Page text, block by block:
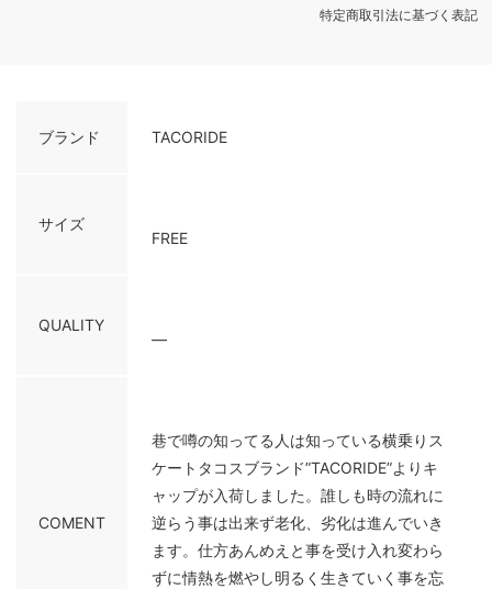
特定商取引法に基づく表記
ブランド TACORIDE
サイズ
FREE
QUALITY
—
COMENT
巷で噂の知ってる人は知っている横乗りス
ケートタコスブランド”TACORIDE”よりキ
ャップが入荷しました。誰しも時の流れに
逆らう事は出来ず老化、劣化は進んでいき
ます。仕方あんめえと事を受け入れ変わら
ずに情熱を燃やし明るく生きていく事を忘